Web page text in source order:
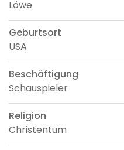
Löwe
Geburtsort
USA
Beschäftigung
Schauspieler
Religion
Christentum